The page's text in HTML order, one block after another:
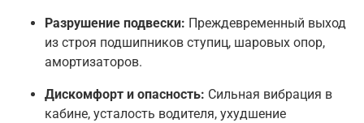
Разрушение подвески: Преждевременный выход
из строя подшипников ступиц, шаровых опор,
амортизаторов.
Дискомфорт и опасность: Сильная вибрация в
кабине, усталость водителя, ухудшение